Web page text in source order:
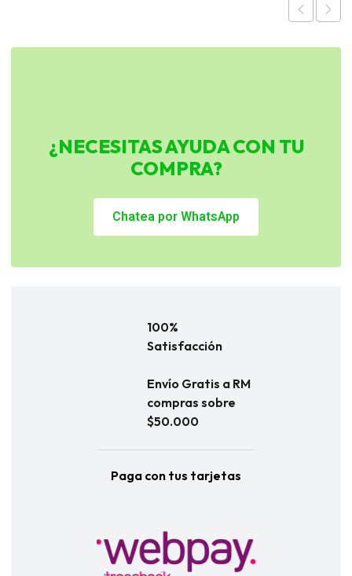
¿NECESITAS AYUDA CON TU
COMPRA?
Chatea por WhatsApp
100%
Satisfacción
Envío Gratis a RM
compras sobre
$50.000
Paga con tus tarjetas